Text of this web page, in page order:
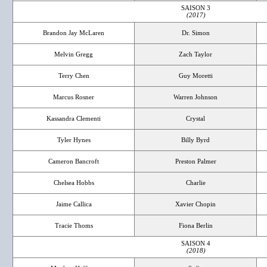
SAISON 3
(2017)
Brandon Jay McLaren Dr. Simon
Melvin Gregg Zach Taylor
Terry Chen Guy Moretti
Marcus Rosner Warren Johnson
Kassandra Clementi Crystal
Tyler Hynes Billy Byrd
Cameron Bancroft Preston Palmer
Chelsea Hobbs Charlie
Jaime Callica Xavier Chopin
Tracie Thoms Fiona Berlin
SAISON 4
(2018)